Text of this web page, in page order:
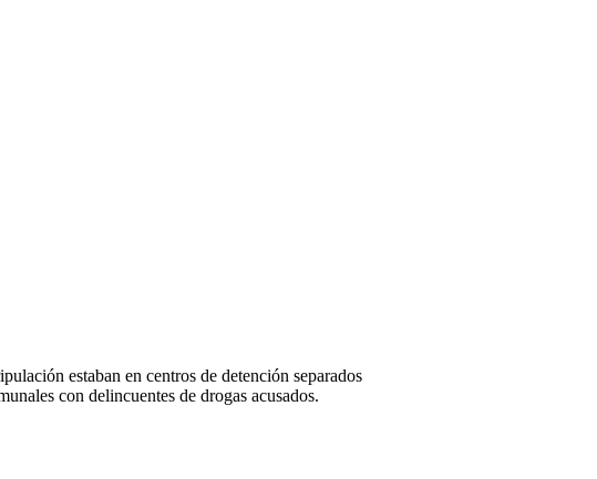
estaban en centros de detención separados
con delincuentes de drogas acusados.